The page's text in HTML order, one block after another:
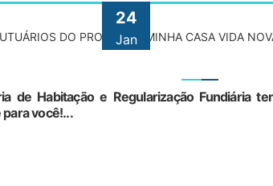
24
Jan
DO PROGRAMA MINHA CASA VIDA
de Habitação e Regularização Fundiária
você!...